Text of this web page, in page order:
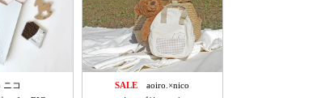
ニコ
SALE aoiro.×nico